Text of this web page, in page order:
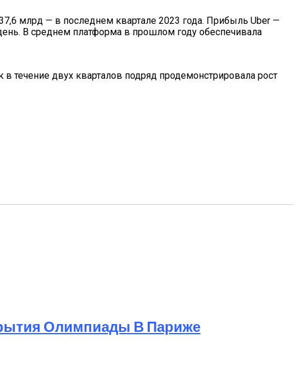
млрд — в последнем квартале 2023 года. Прибыль Uber —
В среднем платформа в прошлом году обеспечивала
течение двух кварталов подряд продемонстрировала рост
Олимпиады В Париже